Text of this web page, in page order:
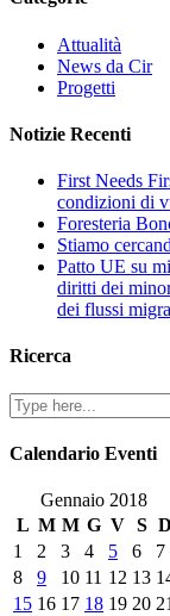
Attualità
News da Cir
Progetti
Notizie Recenti
First Needs
condizioni di
Foresteria
Stiamo
Patto UE su
diritti dei
dei flussi
Ricerca
Calendario Eventi
Gennaio 2018
L M M G V S D
1
2 3 4 5 6
7
8
9 10 11 12 13
15 16 17 18 19 20 21